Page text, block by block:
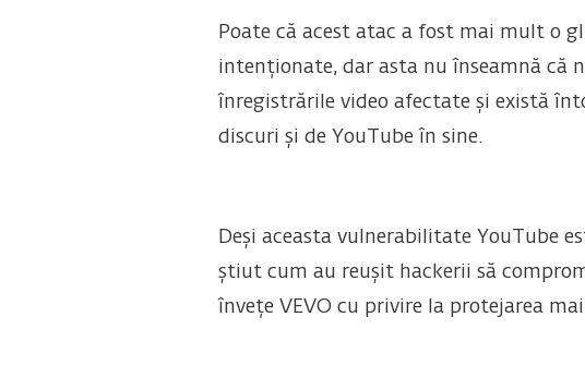
Poate că acest atac a fost mai mult o
intenționate, dar asta nu înseamnă că
înregistrările video afectate și există
discuri și de YouTube în sine.
Deși aceasta vulnerabilitate YouTube
știut cum au reușit hackerii să
învețe VEVO cu privire la protejarea